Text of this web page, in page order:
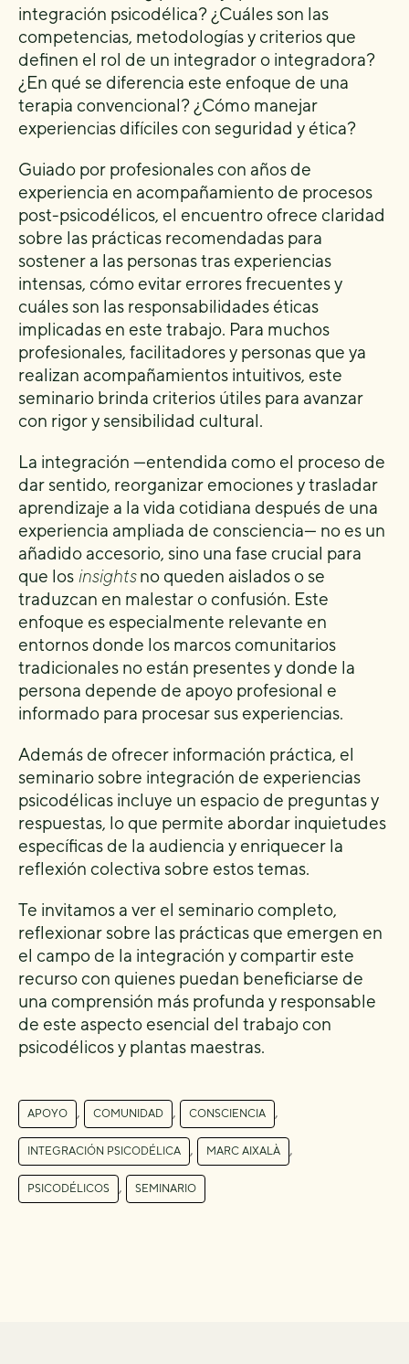
integración psicodélica? ¿Cuáles son las
competencias, metodologías y criterios que
definen el rol de un integrador o integradora?
¿En qué se diferencia este enfoque de una
terapia convencional? ¿Cómo manejar
experiencias difíciles con seguridad y ética?
Guiado por profesionales con años de
experiencia en acompañamiento de procesos
post-psicodélicos, el encuentro ofrece claridad
sobre las prácticas recomendadas para
sostener a las personas tras experiencias
intensas, cómo evitar errores frecuentes y
cuáles son las responsabilidades éticas
implicadas en este trabajo. Para muchos
profesionales, facilitadores y personas que ya
realizan acompañamientos intuitivos, este
seminario brinda criterios útiles para avanzar
con rigor y sensibilidad cultural.
La integración —entendida como el proceso de
dar sentido, reorganizar emociones y trasladar
aprendizaje a la vida cotidiana después de una
experiencia ampliada de consciencia— no es un
añadido accesorio, sino una fase crucial para
que los insightsno queden aislados o se
traduzcan en malestar o confusión. Este
enfoque es especialmente relevante en
entornos donde los marcos comunitarios
tradicionales no están presentes y donde la
persona depende de apoyo profesional e
informado para procesar sus experiencias.
Además de ofrecer información práctica, el
seminario sobre integración de experiencias
psicodélicas incluye un espacio de preguntas y
respuestas, lo que permite abordar inquietudes
específicas de la audiencia y enriquecer la
reflexión colectiva sobre estos temas.
Te invitamos a ver el seminario completo,
reflexionar sobre las prácticas que emergen en
el campo de la integración y compartir este
recurso con quienes puedan beneficiarse de
una comprensión más profunda y responsable
de este aspecto esencial del trabajo con
psicodélicos y plantas maestras.
APOYO , COMUNIDAD , CONSCIENCIA ,
INTEGRACIÓN PSICODÉLICA , MARC AIXALÀ ,
PSICODÉLICOS , SEMINARIO